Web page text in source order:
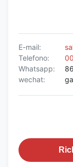
E-mail:
Telefono:
Whatsapp:
wechat: